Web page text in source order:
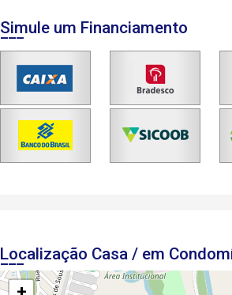
Simule um Financiamento
Localização Casa / em